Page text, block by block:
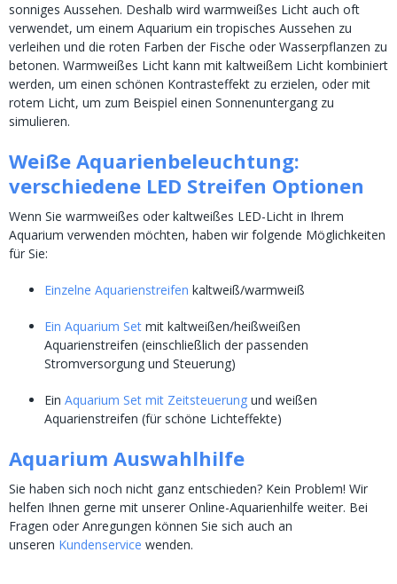
sonniges Aussehen. Deshalb wird warmweißes Licht auch oft
verwendet, um einem Aquarium ein tropisches Aussehen zu
verleihen und die roten Farben der Fische oder Wasserpflanzen zu
betonen. Warmweißes Licht kann mit kaltweißem Licht kombiniert
werden, um einen schönen Kontrasteffekt zu erzielen, oder mit
rotem Licht, um zum Beispiel einen Sonnenuntergang zu
simulieren.
Weiße Aquarienbeleuchtung:
verschiedene LED Streifen Optionen
Wenn Sie warmweißes oder kaltweißes LED-Licht in Ihrem
Aquarium verwenden möchten, haben wir folgende Möglichkeiten
für Sie:
Einzelne Aquarienstreifen kaltweiß/warmweiß
Ein Aquarium Set mit kaltweißen/heißweißen
Aquarienstreifen (einschließlich der passenden
Stromversorgung und Steuerung)
Ein Aquarium Set mit Zeitsteuerung und weißen
Aquarienstreifen (für schöne Lichteffekte)
Aquarium Auswahlhilfe
Sie haben sich noch nicht ganz entschieden? Kein Problem! Wir
helfen Ihnen gerne mit unserer Online-Aquarienhilfe weiter. Bei
Fragen oder Anregungen können Sie sich auch an
unseren Kundenservice wenden.